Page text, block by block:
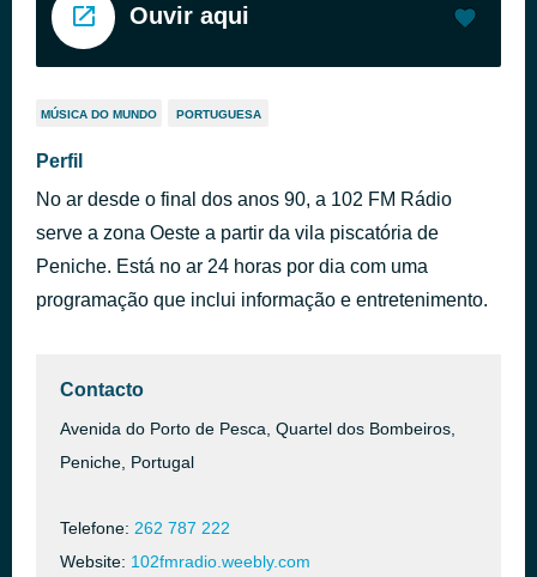
Ouvir aqui
MÚSICA DO MUNDO PORTUGUESA
Perfil
No ar desde o final dos anos 90, a 102 FM Rádio
serve a zona Oeste a partir da vila piscatória de
Peniche. Está no ar 24 horas por dia com uma
programação que inclui informação e entretenimento.
Contacto
Avenida do Porto de Pesca, Quartel dos Bombeiros,
Peniche, Portugal
Telefone: 262 787 222
Website: 102fmradio.weebly.com